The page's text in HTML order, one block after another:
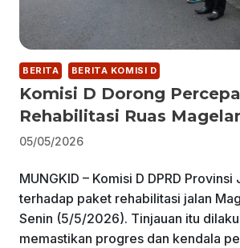
BERITA BERITA KOMISI D
Komisi D Dorong
Rehabilitasi Ruas
05/05/2026
MUNGKID – Komisi D DPRD
terhadap paket rehabilitasi jalan
Senin (5/5/2026). Tinjauan itu
memastikan progres dan kendala